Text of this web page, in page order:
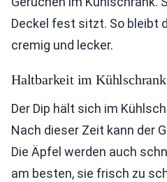
Deckel fest sitzt. So bleibt
cremig und lecker.
Haltbarkeit im Kühlschrank
Der Dip hält sich im
Nach dieser Zeit kann der
Die Äpfel werden auch
am besten, sie frisch zu